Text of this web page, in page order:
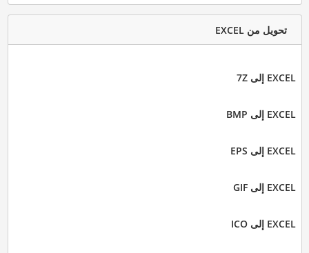
تحويل من EXCEL
EXCEL إلى 7Z
EXCEL إلى BMP
EXCEL إلى EPS
EXCEL إلى GIF
EXCEL إلى ICO